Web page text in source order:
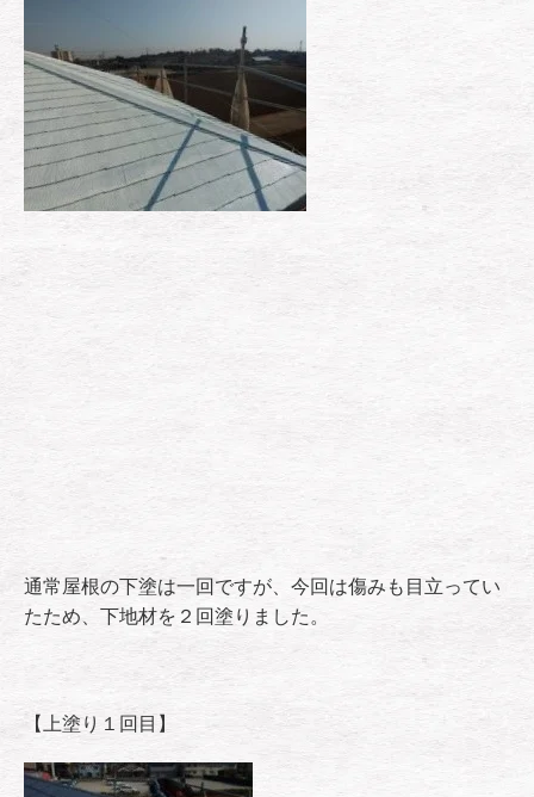
通常屋根の下塗は一回ですが、今回は傷みも目立ってい
たため、下地材を２回塗りました。
【上塗り１回目】